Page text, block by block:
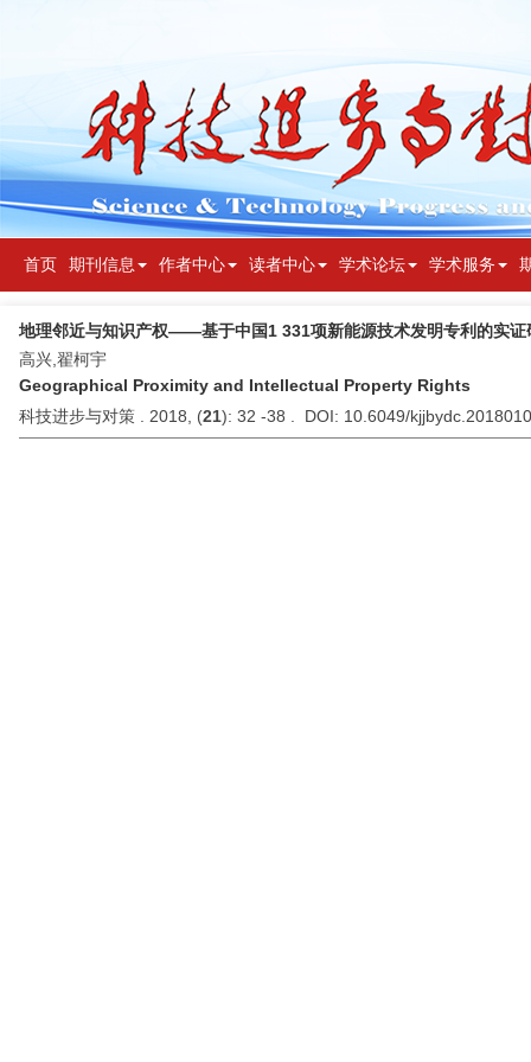
首页 期刊信息 作者中心 读者中心 学术论坛 学术服务
地理邻近与知识产权——基于中国1 331项新能源技术发明专利的实证
高兴,翟柯宇
Geographical Proximity and Intellectual Property Rights
科技进步与对策 . 2018, (21): 32 -38 . DOI: 10.6049/